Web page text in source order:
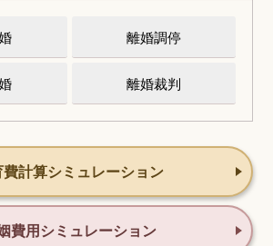
離婚調停
離婚裁判
計算シミュレーション
費用シミュレーション